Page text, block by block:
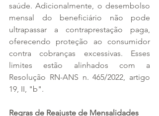
saúde. Adicionalmente, o desembolso
mensal do beneficiário não pode
ultrapassar a contraprestação paga,
oferecendo proteção ao consumidor
contra cobranças excessivas. Esses
limites estão alinhados com a
Resolução RN-ANS n. 465/2022, artigo
19, II, "b".
Regras de Reajuste de Mensalidades